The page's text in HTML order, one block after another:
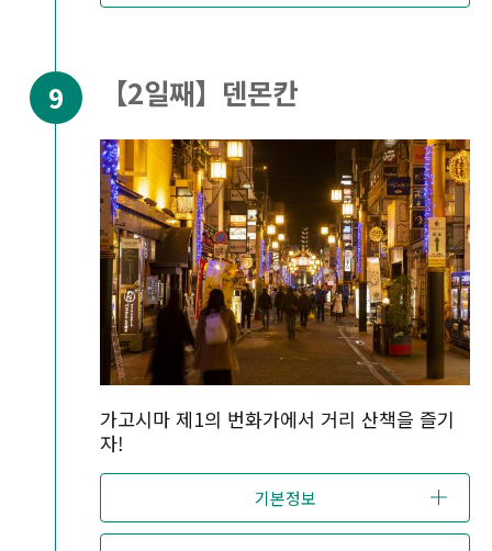
【2일째】덴몬칸
가고시마 제1의 번화가에서 거리 산책을 즐기
자!
기본정보